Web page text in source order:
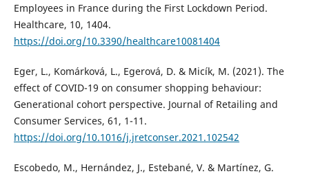
Employees in France during the First Lockdown Period.
Healthcare, 10, 1404.
https://doi.org/10.3390/healthcare10081404
Eger, L., Komárková, L., Egerová, D. & Micík, M. (2021). The
effect of COVID-19 on consumer shopping behaviour:
Generational cohort perspective. Journal of Retailing and
Consumer Services, 61, 1-11.
https://doi.org/10.1016/j.jretconser.2021.102542
Escobedo, M., Hernández, J., Estebané, V. & Martínez, G.